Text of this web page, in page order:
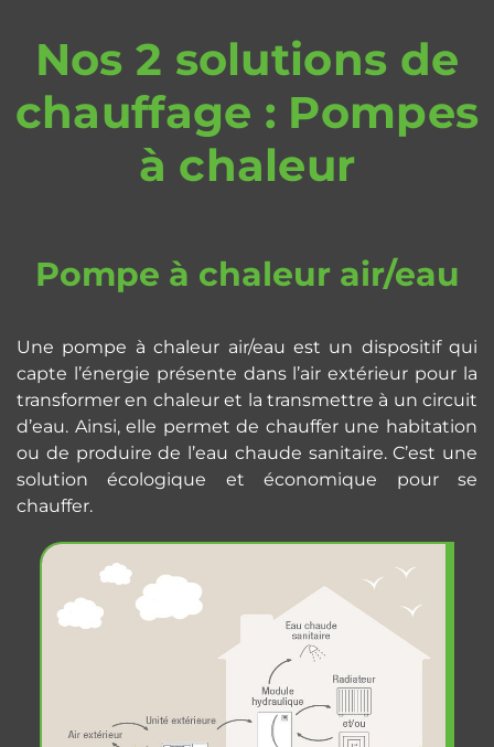
Nos 2 solutions de
chauffage : Pompes
à chaleur
Pompe à chaleur air/eau
Une pompe à chaleur air/eau est un dispositif qui
capte l’énergie présente dans l’air extérieur pour la
transformer en chaleur et la transmettre à un circuit
d’eau. Ainsi, elle permet de chauffer une habitation
ou de produire de l’eau chaude sanitaire. C’est une
solution écologique et économique pour se
chauffer.